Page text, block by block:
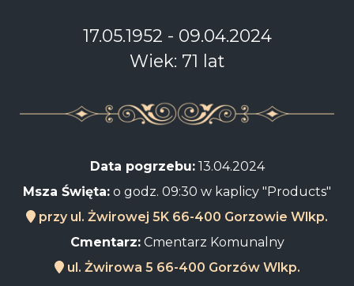
17.05.1952 - 09.04.2024
Wiek: 71 lat
Data pogrzebu:13.04.2024
Msza Święta: o godz. 09:30 w kaplicy "Products"
przy ul. Żwirowej 5K 66-400 Gorzowie Wlkp.
Cmentarz:Cmentarz Komunalny
ul. Żwirowa 5 66-400 Gorzów Wlkp.